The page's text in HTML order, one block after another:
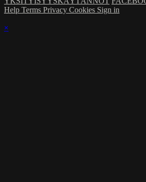
Help Terms Privacy Cookies Sign in
×